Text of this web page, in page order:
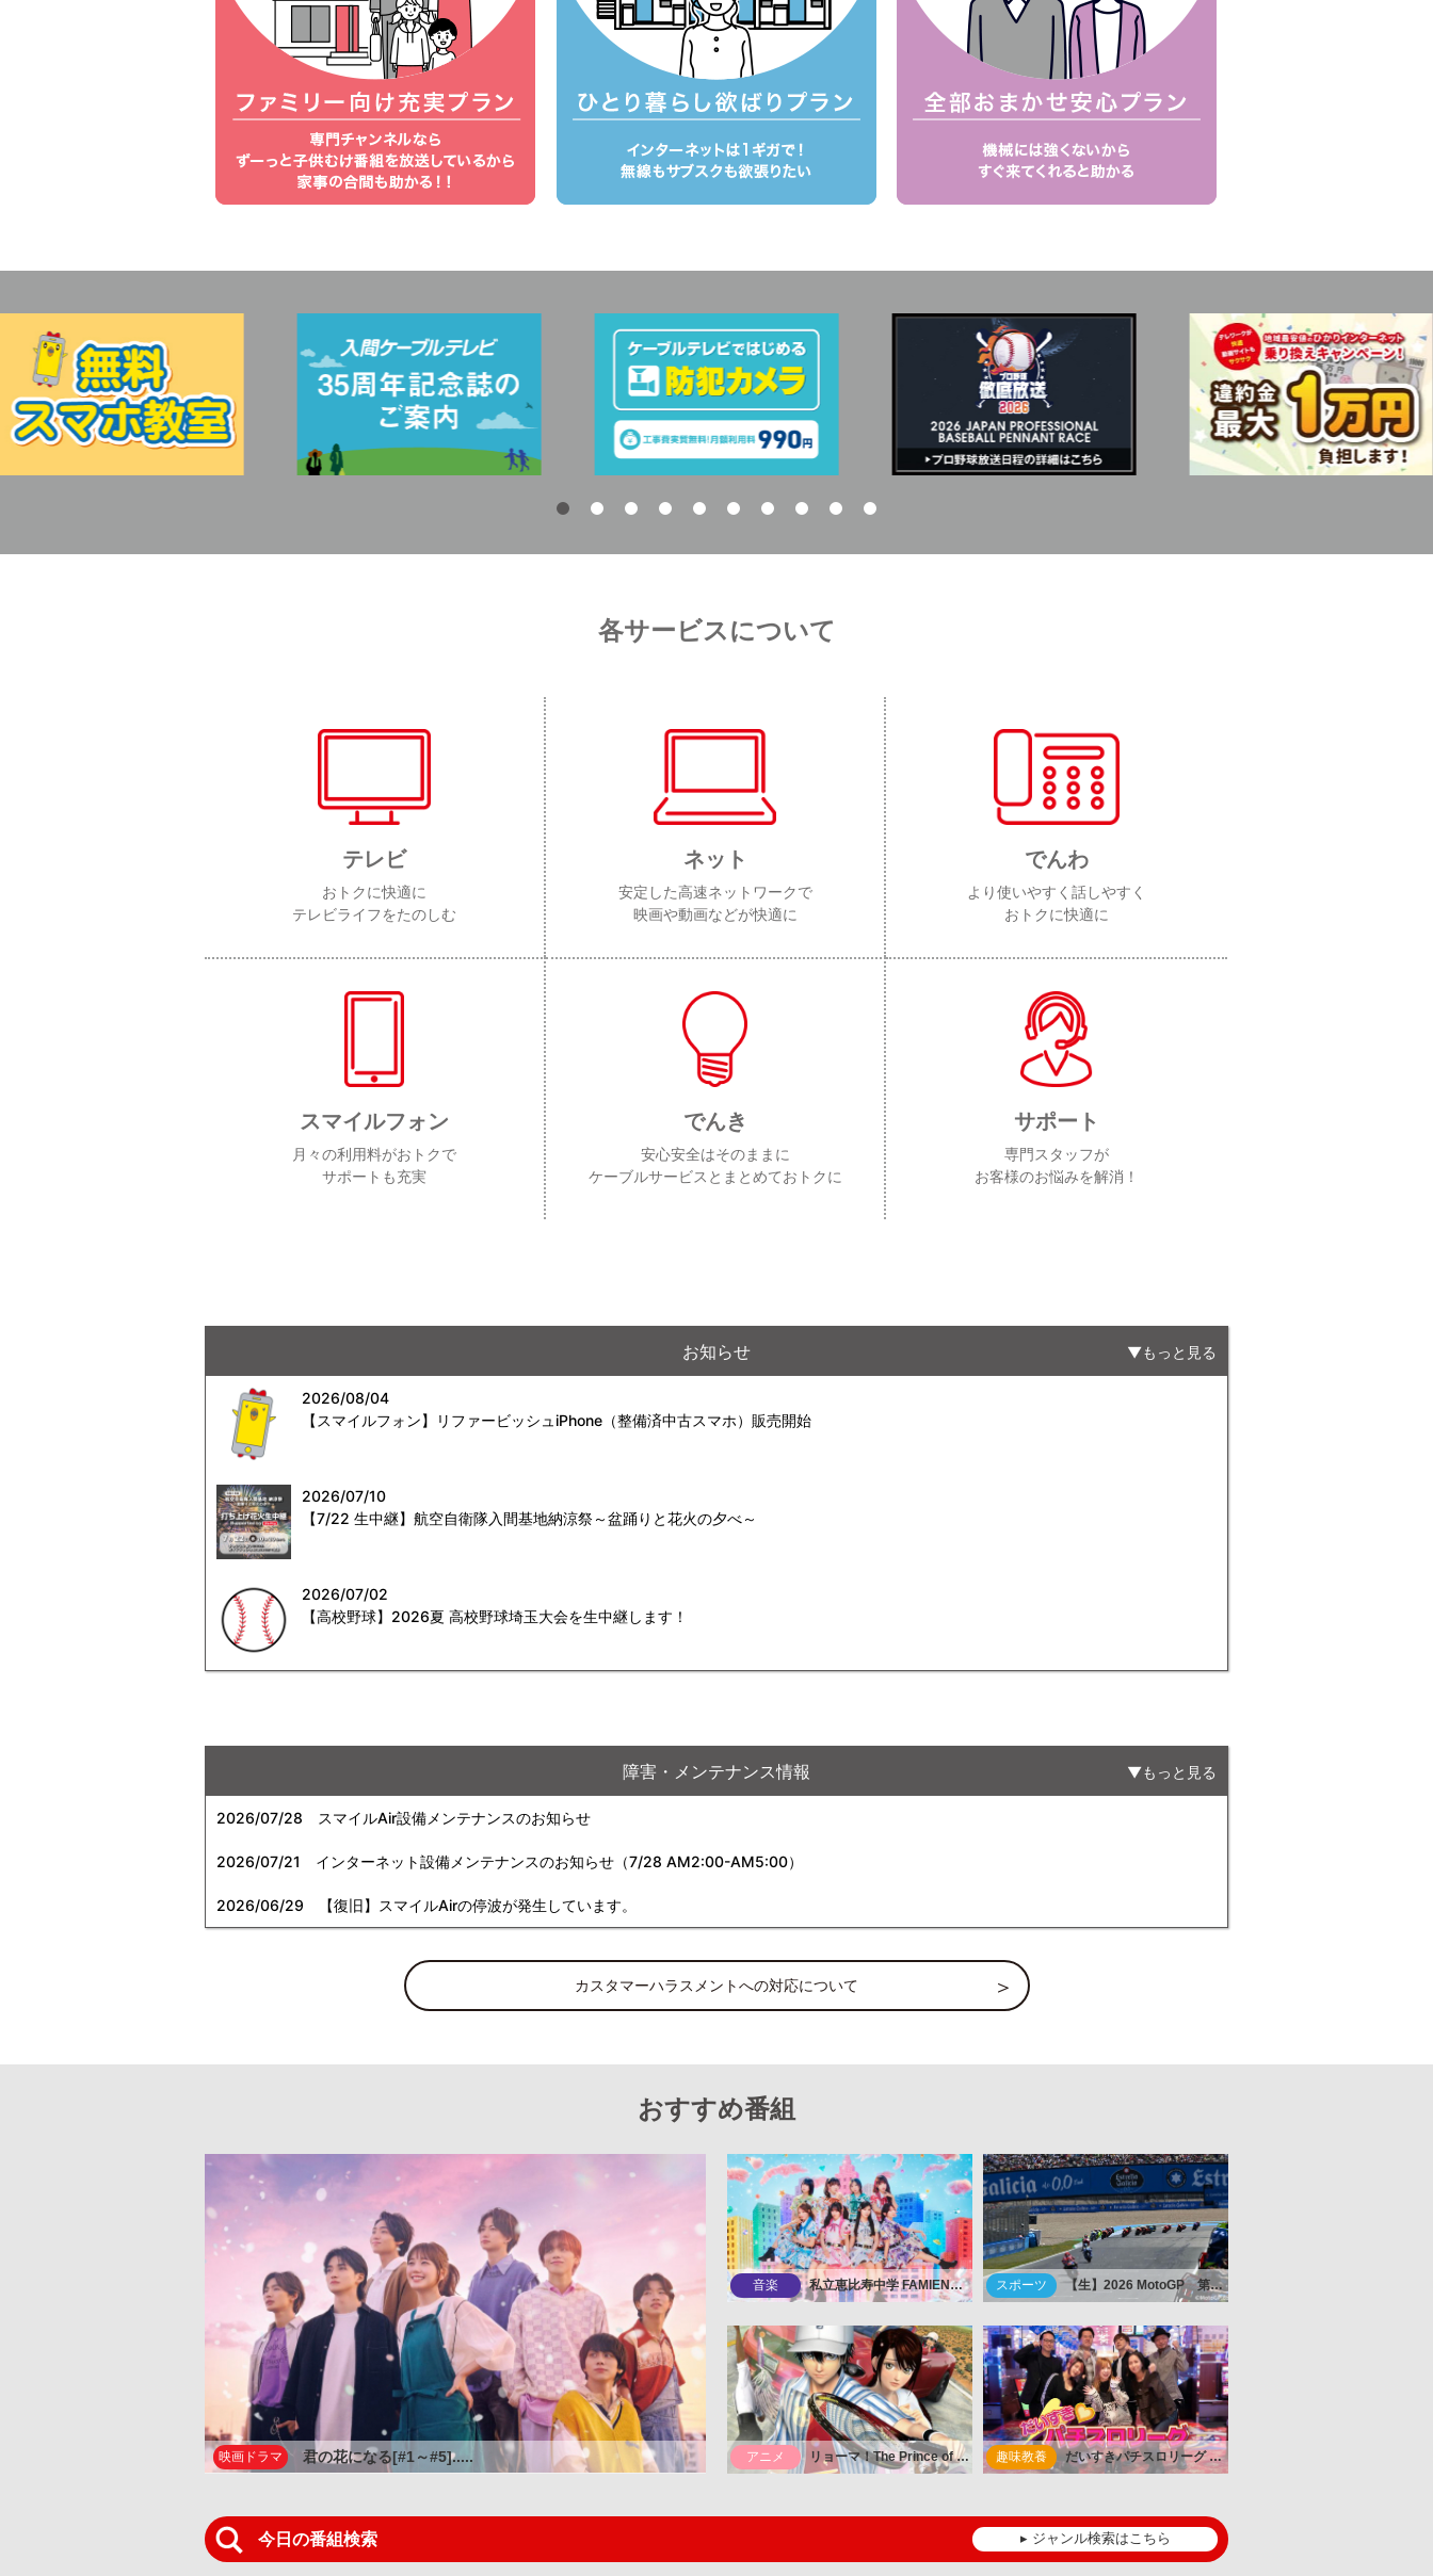
各サービスについて
テレビ
おトクに快適に
テレビライフをたのしむ
ネット
安定した高速ネットワークで
映画や動画などが快適に
でんわ
より使いやすく話しやすく
おトクに快適に
スマイルフォン
月々の利用料がおトクで
サポートも充実
でんき
安心安全はそのままに
ケーブルサービスとまとめておトクに
サポート
専門スタッフが
お客様のお悩みを解消！
お知らせ もっと見る
2026/08/04
【スマイルフォン】リファービッシュiPhone（整備済中古スマホ）販売開始
2026/07/10
【7/22 生中継】航空自衛隊入間基地納涼祭～盆踊りと花火の夕べ～
2026/07/02
【高校野球】2026夏 高校野球埼玉大会を生中継します！
障害・メンテナンス情報 もっと見る
2026/07/28 スマイルAir設備メンテナンスのお知らせ
2026/07/21 インターネット設備メンテナンスのお知らせ（7/28 AM2:00-AM5:00）
2026/06/29 【復旧】スマイルAirの停波が発生しています。
カスタマーハラスメントへの対応について
おすすめ番組